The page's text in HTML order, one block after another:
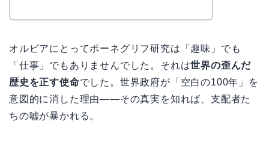
オルビアにとってポーネグリフ研究は「趣味」でも
「仕事」でもありませんでした。それは世界の歪んだ
歴史を正す使命でした。世界政府が「空白の100年」を
意図的に消した理由——その真実を知れば、支配者た
ちの嘘が暴かれる。